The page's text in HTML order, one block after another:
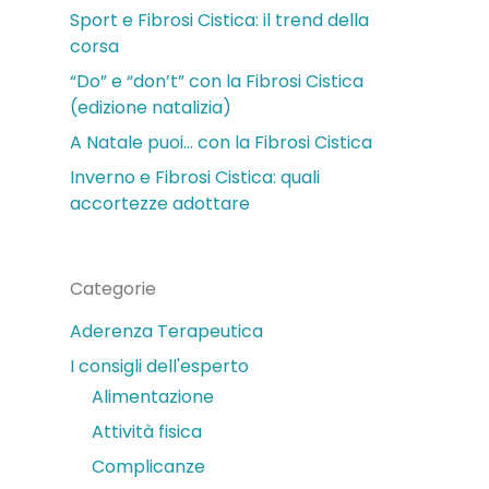
Sport e Fibrosi Cistica: il trend della
corsa
“Do” e “don’t” con la Fibrosi Cistica
(edizione natalizia)
A Natale puoi… con la Fibrosi Cistica
Inverno e Fibrosi Cistica: quali
accortezze adottare
Categorie
Aderenza Terapeutica
I consigli dell'esperto
Alimentazione
Attività fisica
Complicanze